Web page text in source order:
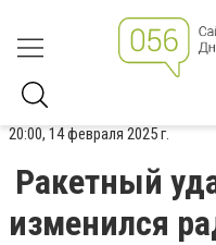
20:00, 14 февраля 2025 г.
Ракетный
изменился